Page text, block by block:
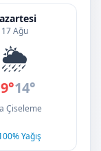
17 Ağu
🌦️
14°
Çiseleme
Yağış